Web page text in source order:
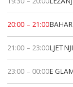
20:00 – 21:00
21:00 – 23:00
23:00 – 00:00E